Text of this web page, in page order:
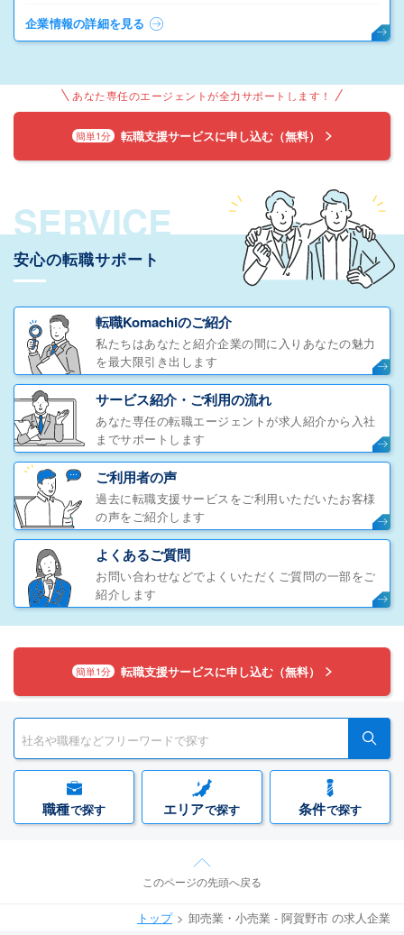
企業情報の詳細を見る
あなた専任のエージェントが全力サポートします！
簡単1分 転職支援サービスに申し込む（無料）
SERVICE
安心の転職サポート
転職Komachiのご紹介
私たちはあなたと紹介企業の間に入りあなたの魅力
を最大限引き出します
サービス紹介・ご利用の流れ
あなた専任の転職エージェントが求人紹介から入社
までサポートします
ご利用者の声
過去に転職支援サービスをご利用いただいたお客様
の声をご紹介します
よくあるご質問
お問い合わせなどでよくいただくご質問の一部をご
紹介します
簡単1分 転職支援サービスに申し込む（無料）
職種で探す エリアで探す 条件で探す
このページの先頭へ戻る
トップ 卸売業・小売業 - 阿賀野市 の求人企業